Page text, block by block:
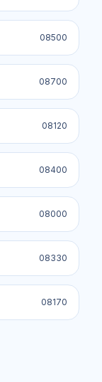
08500
08700
08120
08400
08000
08330
08170